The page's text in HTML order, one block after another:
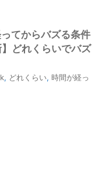
てからバズる条件
どれくらいでバズ
, どれくらい, 時間が経っ